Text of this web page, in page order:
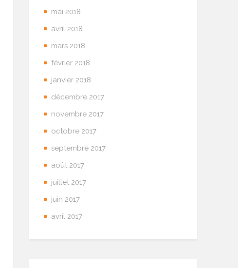
mai 2018
avril 2018
mars 2018
février 2018
janvier 2018
décembre 2017
novembre 2017
octobre 2017
septembre 2017
août 2017
juillet 2017
juin 2017
avril 2017